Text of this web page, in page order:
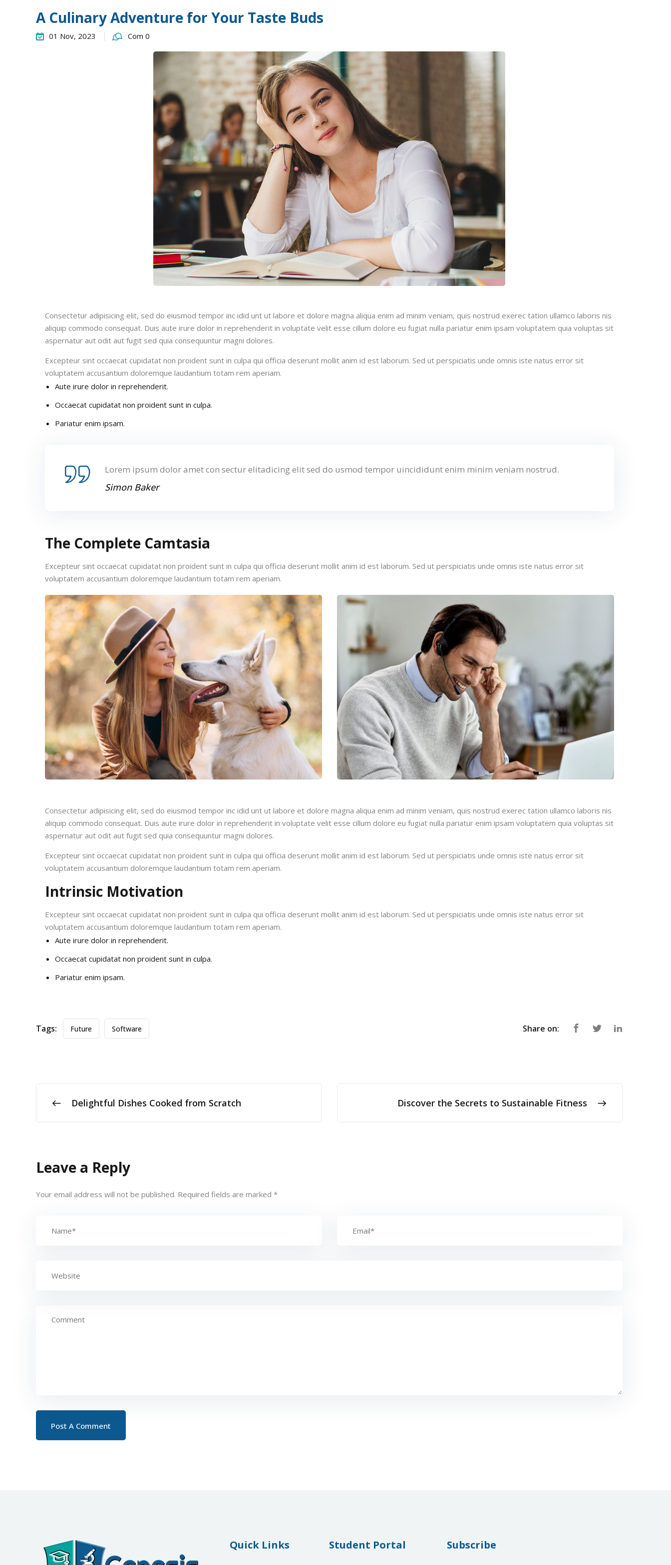
A Culinary Adventure for Your Taste Buds
01 Nov, 2023 Com 0
Consectetur adipisicing elit, sed do eiusmod tempor inc idid unt ut labore et dolore magna aliqua enim ad minim veniam, quis nostrud exerec tation ullamco laboris nis
aliquip commodo consequat. Duis aute irure dolor in reprehenderit in voluptate velit esse cillum dolore eu fugiat nulla pariatur enim ipsam voluptatem quia voluptas sit
aspernatur aut odit aut fugit sed quia consequuntur magni dolores.
Excepteur sint occaecat cupidatat non proident sunt in culpa qui officia deserunt mollit anim id est laborum. Sed ut perspiciatis unde omnis iste natus error sit
voluptatem accusantium doloremque laudantium totam rem aperiam.
Aute irure dolor in reprehenderit.
Occaecat cupidatat non proident sunt in culpa.
Pariatur enim ipsam.
Lorem ipsum dolor amet con sectur elitadicing elit sed do usmod tempor uincididunt enim minim veniam nostrud.
Simon Baker
The Complete Camtasia
Excepteur sint occaecat cupidatat non proident sunt in culpa qui officia deserunt mollit anim id est laborum. Sed ut perspiciatis unde omnis iste natus error sit
voluptatem accusantium doloremque laudantium totam rem aperiam.
Consectetur adipisicing elit, sed do eiusmod tempor inc idid unt ut labore et dolore magna aliqua enim ad minim veniam, quis nostrud exerec tation ullamco laboris nis
aliquip commodo consequat. Duis aute irure dolor in reprehenderit in voluptate velit esse cillum dolore eu fugiat nulla pariatur enim ipsam voluptatem quia voluptas sit
aspernatur aut odit aut fugit sed quia consequuntur magni dolores.
Excepteur sint occaecat cupidatat non proident sunt in culpa qui officia deserunt mollit anim id est laborum. Sed ut perspiciatis unde omnis iste natus error sit
voluptatem accusantium doloremque laudantium totam rem aperiam.
Intrinsic Motivation
Excepteur sint occaecat cupidatat non proident sunt in culpa qui officia deserunt mollit anim id est laborum. Sed ut perspiciatis unde omnis iste natus error sit
voluptatem accusantium doloremque laudantium totam rem aperiam.
Aute irure dolor in reprehenderit.
Occaecat cupidatat non proident sunt in culpa.
Pariatur enim ipsam.
Tags: Future Software Share on:
Delightful Dishes Cooked from Scratch Discover the Secrets to Sustainable Fitness
Leave a Reply
Your email address will not be published. Required fields are marked *
Quick Links Student Portal Subscribe